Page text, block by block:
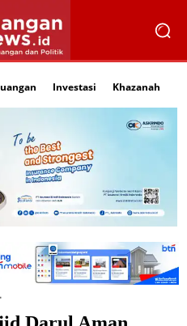
Investasi Khazanah